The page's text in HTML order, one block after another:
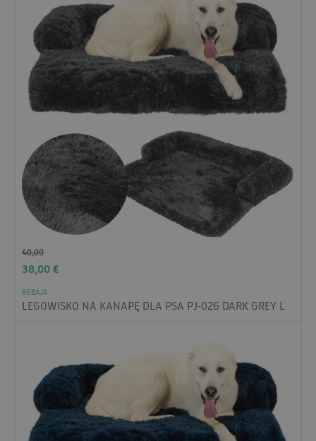
40,00
38,00€
REBAJA
LEGOWISKO NA KANAPĘ DLA PSA PJ-026 DARK GREY L